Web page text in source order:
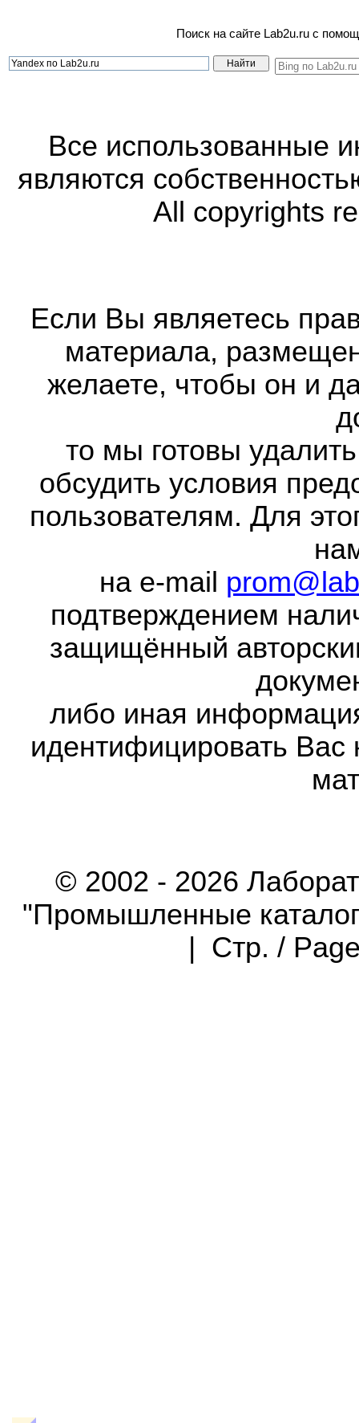
Поиск на сайте Lab2u.ru с
Все использованные
являются
All copyrights
Если Вы являетесь
материала,
желаете, чтобы он и
то мы готовы
обсудить условия
пользователям. Для
на e-mail
подтверждением
защищённый
либо иная
идентифицировать Вас
© 2002 - 2026
"Промышленные
| Стр. /